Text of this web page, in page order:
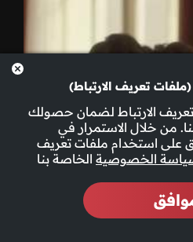
تعريف الارتباط)
الارتباط لضمان حصولك
من خلال الاستمرار في
على استخدام ملفات تعريف
الخصوصية الخاصة بنا